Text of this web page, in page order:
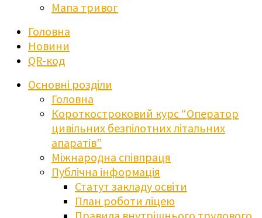
Мапа тривог
Головна
Новини
QR-код
Основні розділи
Головна
Короткостроковий курс “Оператор
цивільних безпілотних літальних
апаратів”
Міжнародна співпраця
Публічна інформація
Статут закладу освіти
План роботи ліцею